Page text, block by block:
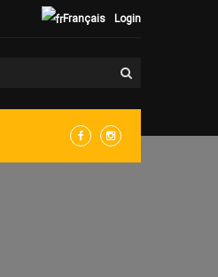
Login
Français